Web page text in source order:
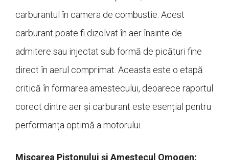
carburantul în camera de combustie. Acest
carburant poate fi dizolvat în aer înainte de
admitere sau injectat sub formă de picături fine
direct în aerul comprimat. Aceasta este o etapă
critică în formarea amestecului, deoarece raportul
corect dintre aer și carburant este esențial pentru
performanța optimă a motorului.
Miscarea Pistonului și Amestecul Omogen: